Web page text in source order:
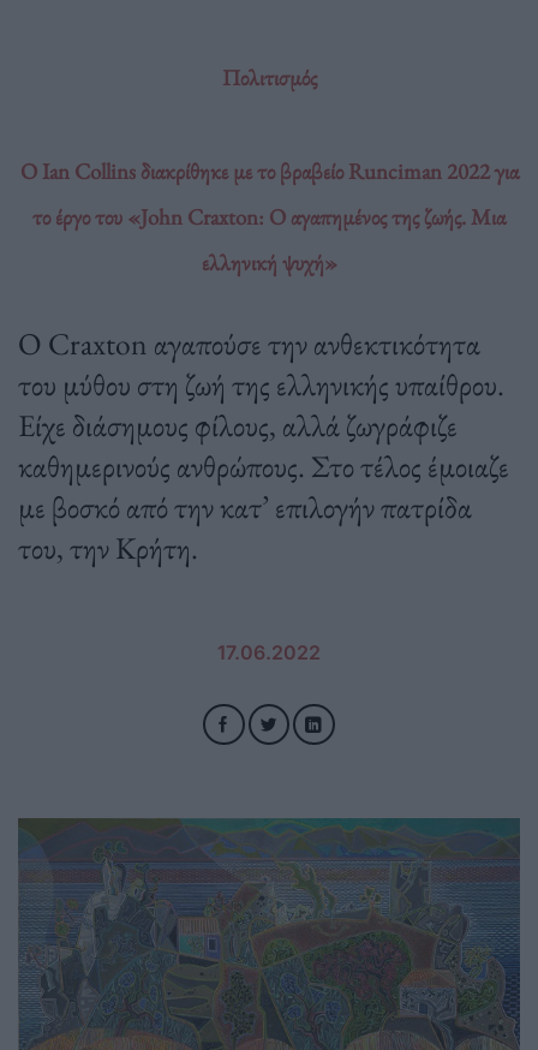
Πολιτισμός
O Ian Collins διακρίθηκε με το βραβείο Runciman 2022 για
το έργο του «John Craxton: Ο αγαπημένος της ζωής. Μια
ελληνική ψυχή»
Ο Craxton αγαπούσε την ανθεκτικότητα
του µύθου στη ζωή της ελληνικής υπαίθρου.
Είχε διάσηµους φίλους, αλλά ζωγράφιζε
καθηµερινούς ανθρώπους. Στο τέλος έµοιαζε
µε βοσκό από την κατ’ επιλογήν πατρίδα
του, την Κρήτη.
17.06.2022